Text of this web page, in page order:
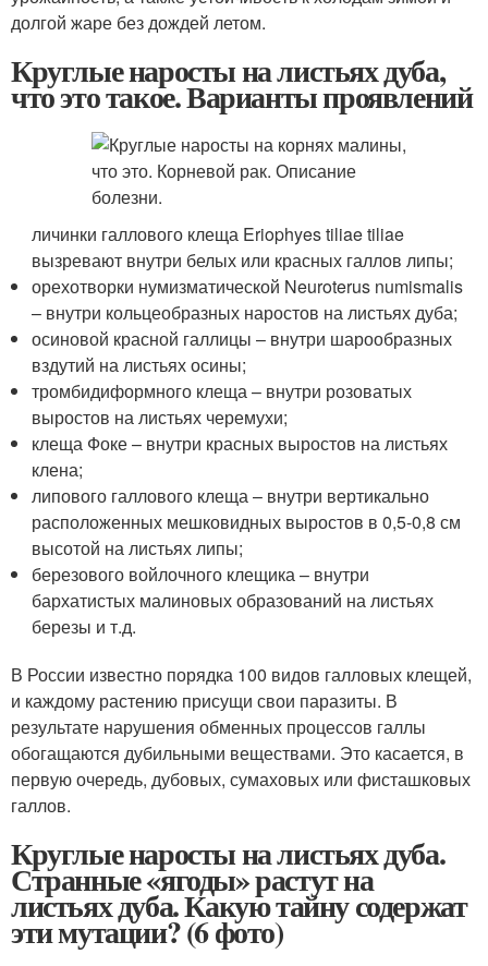
долгой жаре без дождей летом.
Круглые наросты на листьях дуба,
что это такое. Варианты проявлений
личинки галлового клеща Eriophyes tiliae tiliae
вызревают внутри белых или красных галлов липы;
орехотворки нумизматической Neuroterus numismalis
– внутри кольцеобразных наростов на листьях дуба;
осиновой красной галлицы – внутри шарообразных
вздутий на листьях осины;
тромбидиформного клеща – внутри розоватых
выростов на листьях черемухи;
клеща Фоке – внутри красных выростов на листьях
клена;
липового галлового клеща – внутри вертикально
расположенных мешковидных выростов в 0,5-0,8 см
высотой на листьях липы;
березового войлочного клещика – внутри
бархатистых малиновых образований на листьях
березы и т.д.
В России известно порядка 100 видов галловых клещей,
и каждому растению присущи свои паразиты. В
результате нарушения обменных процессов галлы
обогащаются дубильными веществами. Это касается, в
первую очередь, дубовых, сумаховых или фисташковых
галлов.
Круглые наросты на листьях дуба.
Странные «ягоды» растут на
листьях дуба. Какую тайну содержат
эти мутации? (6 фото)